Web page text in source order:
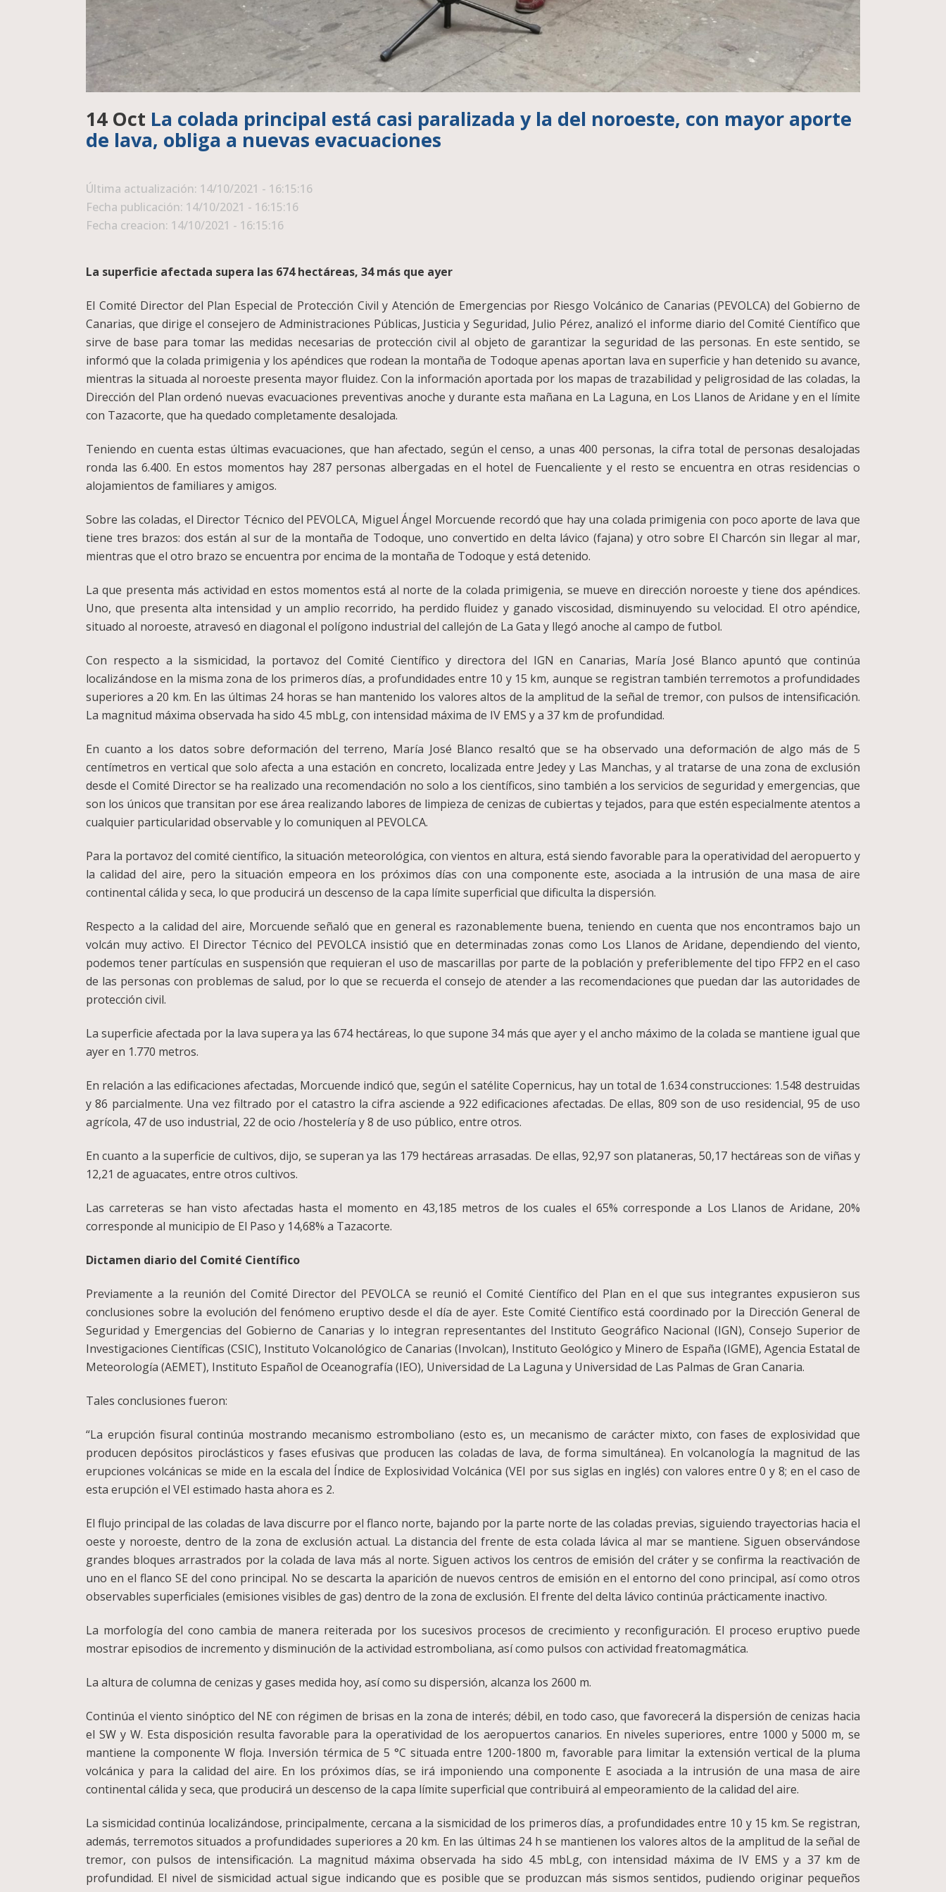
14 Oct La colada principal está casi paralizada y la del noroeste, con mayor aporte
de lava, obliga a nuevas evacuaciones
Última actualización: 14/10/2021 - 16:15:16
Fecha publicación: 14/10/2021 - 16:15:16
Fecha creacion: 14/10/2021 - 16:15:16
La superficie afectada supera las 674 hectáreas, 34 más que ayer
El Comité Director del Plan Especial de Protección Civil y Atención de Emergencias por Riesgo Volcánico de Canarias (PEVOLCA) del Gobierno de
Canarias, que dirige el consejero de Administraciones Públicas, Justicia y Seguridad, Julio Pérez, analizó el informe diario del Comité Científico que
sirve de base para tomar las medidas necesarias de protección civil al objeto de garantizar la seguridad de las personas. En este sentido, se
informó que la colada primigenia y los apéndices que rodean la montaña de Todoque apenas aportan lava en superficie y han detenido su avance,
mientras la situada al noroeste presenta mayor fluidez. Con la información aportada por los mapas de trazabilidad y peligrosidad de las coladas, la
Dirección del Plan ordenó nuevas evacuaciones preventivas anoche y durante esta mañana en La Laguna, en Los Llanos de Aridane y en el límite
con Tazacorte, que ha quedado completamente desalojada.
Teniendo en cuenta estas últimas evacuaciones, que han afectado, según el censo, a unas 400 personas, la cifra total de personas desalojadas
ronda las 6.400. En estos momentos hay 287 personas albergadas en el hotel de Fuencaliente y el resto se encuentra en otras residencias o
alojamientos de familiares y amigos.
Sobre las coladas, el Director Técnico del PEVOLCA, Miguel Ángel Morcuende recordó que hay una colada primigenia con poco aporte de lava que
tiene tres brazos: dos están al sur de la montaña de Todoque, uno convertido en delta lávico (fajana) y otro sobre El Charcón sin llegar al mar,
mientras que el otro brazo se encuentra por encima de la montaña de Todoque y está detenido.
La que presenta más actividad en estos momentos está al norte de la colada primigenia, se mueve en dirección noroeste y tiene dos apéndices.
Uno, que presenta alta intensidad y un amplio recorrido, ha perdido fluidez y ganado viscosidad, disminuyendo su velocidad. El otro apéndice,
situado al noroeste, atravesó en diagonal el polígono industrial del callejón de La Gata y llegó anoche al campo de futbol.
Con respecto a la sismicidad, la portavoz del Comité Científico y directora del IGN en Canarias, María José Blanco apuntó que continúa
localizándose en la misma zona de los primeros días, a profundidades entre 10 y 15 km, aunque se registran también terremotos a profundidades
superiores a 20 km. En las últimas 24 horas se han mantenido los valores altos de la amplitud de la señal de tremor, con pulsos de intensificación.
La magnitud máxima observada ha sido 4.5 mbLg, con intensidad máxima de IV EMS y a 37 km de profundidad.
En cuanto a los datos sobre deformación del terreno, María José Blanco resaltó que se ha observado una deformación de algo más de 5
centímetros en vertical que solo afecta a una estación en concreto, localizada entre Jedey y Las Manchas, y al tratarse de una zona de exclusión
desde el Comité Director se ha realizado una recomendación no solo a los científicos, sino también a los servicios de seguridad y emergencias, que
son los únicos que transitan por ese área realizando labores de limpieza de cenizas de cubiertas y tejados, para que estén especialmente atentos a
cualquier particularidad observable y lo comuniquen al PEVOLCA.
Para la portavoz del comité científico, la situación meteorológica, con vientos en altura, está siendo favorable para la operatividad del aeropuerto y
la calidad del aire, pero la situación empeora en los próximos días con una componente este, asociada a la intrusión de una masa de aire
continental cálida y seca, lo que producirá un descenso de la capa límite superficial que dificulta la dispersión.
Respecto a la calidad del aire, Morcuende señaló que en general es razonablemente buena, teniendo en cuenta que nos encontramos bajo un
volcán muy activo. El Director Técnico del PEVOLCA insistió que en determinadas zonas como Los Llanos de Aridane, dependiendo del viento,
podemos tener partículas en suspensión que requieran el uso de mascarillas por parte de la población y preferiblemente del tipo FFP2 en el caso
de las personas con problemas de salud, por lo que se recuerda el consejo de atender a las recomendaciones que puedan dar las autoridades de
protección civil.
La superficie afectada por la lava supera ya las 674 hectáreas, lo que supone 34 más que ayer y el ancho máximo de la colada se mantiene igual que
ayer en 1.770 metros.
En relación a las edificaciones afectadas, Morcuende indicó que, según el satélite Copernicus, hay un total de 1.634 construcciones: 1.548 destruidas
y 86 parcialmente. Una vez filtrado por el catastro la cifra asciende a 922 edificaciones afectadas. De ellas, 809 son de uso residencial, 95 de uso
agrícola, 47 de uso industrial, 22 de ocio /hostelería y 8 de uso público, entre otros.
En cuanto a la superficie de cultivos, dijo, se superan ya las 179 hectáreas arrasadas. De ellas, 92,97 son plataneras, 50,17 hectáreas son de viñas y
12,21 de aguacates, entre otros cultivos.
Las carreteras se han visto afectadas hasta el momento en 43,185 metros de los cuales el 65% corresponde a Los Llanos de Aridane, 20%
corresponde al municipio de El Paso y 14,68% a Tazacorte.
Dictamen diario del Comité Científico
Previamente a la reunión del Comité Director del PEVOLCA se reunió el Comité Científico del Plan en el que sus integrantes expusieron sus
conclusiones sobre la evolución del fenómeno eruptivo desde el día de ayer. Este Comité Científico está coordinado por la Dirección General de
Seguridad y Emergencias del Gobierno de Canarias y lo integran representantes del Instituto Geográfico Nacional (IGN), Consejo Superior de
Investigaciones Científicas (CSIC), Instituto Volcanológico de Canarias (Involcan), Instituto Geológico y Minero de España (IGME), Agencia Estatal de
Meteorología (AEMET), Instituto Español de Oceanografía (IEO), Universidad de La Laguna y Universidad de Las Palmas de Gran Canaria.
Tales conclusiones fueron:
“La erupción fisural continúa mostrando mecanismo estromboliano (esto es, un mecanismo de carácter mixto, con fases de explosividad que
producen depósitos piroclásticos y fases efusivas que producen las coladas de lava, de forma simultánea). En volcanología la magnitud de las
erupciones volcánicas se mide en la escala del Índice de Explosividad Volcánica (VEI por sus siglas en inglés) con valores entre 0 y 8; en el caso de
esta erupción el VEI estimado hasta ahora es 2.
El flujo principal de las coladas de lava discurre por el flanco norte, bajando por la parte norte de las coladas previas, siguiendo trayectorias hacia el
oeste y noroeste, dentro de la zona de exclusión actual. La distancia del frente de esta colada lávica al mar se mantiene. Siguen observándose
grandes bloques arrastrados por la colada de lava más al norte. Siguen activos los centros de emisión del cráter y se confirma la reactivación de
uno en el flanco SE del cono principal. No se descarta la aparición de nuevos centros de emisión en el entorno del cono principal, así como otros
observables superficiales (emisiones visibles de gas) dentro de la zona de exclusión. El frente del delta lávico continúa prácticamente inactivo.
La morfología del cono cambia de manera reiterada por los sucesivos procesos de crecimiento y reconfiguración. El proceso eruptivo puede
mostrar episodios de incremento y disminución de la actividad estromboliana, así como pulsos con actividad freatomagmática.
La altura de columna de cenizas y gases medida hoy, así como su dispersión, alcanza los 2600 m.
Continúa el viento sinóptico del NE con régimen de brisas en la zona de interés; débil, en todo caso, que favorecerá la dispersión de cenizas hacia
el SW y W. Esta disposición resulta favorable para la operatividad de los aeropuertos canarios. En niveles superiores, entre 1000 y 5000 m, se
mantiene la componente W floja. Inversión térmica de 5 °C situada entre 1200-1800 m, favorable para limitar la extensión vertical de la pluma
volcánica y para la calidad del aire. En los próximos días, se irá imponiendo una componente E asociada a la intrusión de una masa de aire
continental cálida y seca, que producirá un descenso de la capa límite superficial que contribuirá al empeoramiento de la calidad del aire.
La sismicidad continúa localizándose, principalmente, cercana a la sismicidad de los primeros días, a profundidades entre 10 y 15 km. Se registran,
además, terremotos situados a profundidades superiores a 20 km. En las últimas 24 h se mantienen los valores altos de la amplitud de la señal de
tremor, con pulsos de intensificación. La magnitud máxima observada ha sido 4.5 mbLg, con intensidad máxima de IV EMS y a 37 km de
profundidad. El nivel de sismicidad actual sigue indicando que es posible que se produzcan más sismos sentidos, pudiendo originar pequeños